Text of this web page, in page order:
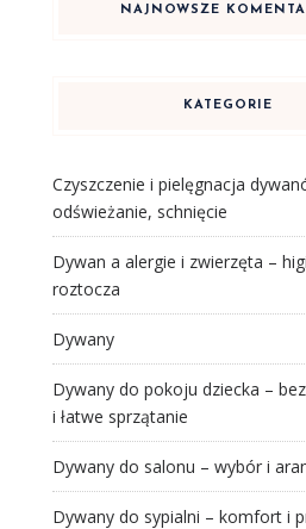
NAJNOWSZE
KATEGORIE
Czyszczenie i pielęgnacja
odświeżanie, schnięcie
Dywan a alergie i zwierzęta –
roztocza
Dywany
Dywany do pokoju dziecka –
i łatwe sprzątanie
Dywany do salonu – wybór i
Dywany do sypialni – komfort i